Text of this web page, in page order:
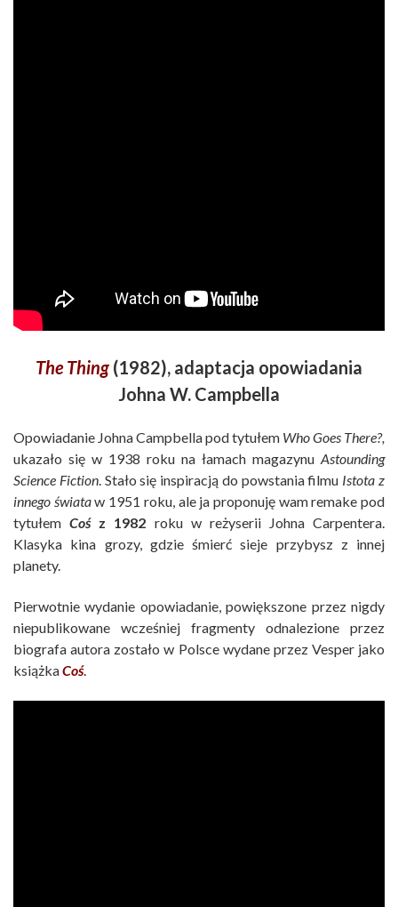
The Thing (1982), adaptacja opowiadania
Johna W. Campbella
Opowiadanie Johna Campbella pod tytułem Who Goes There?,
ukazało się w 1938 roku na łamach magazynu Astounding
Science Fiction. Stało się inspiracją do powstania filmu Istota z
innego świataw 1951 roku, ale ja proponuję wam remake pod
tytułemCośz 1982 roku w reżyserii Johna Carpentera.
Klasyka kina grozy, gdzie śmierć sieje przybysz z innej
planety.
Pierwotnie wydanie opowiadanie, powiększone przez nigdy
niepublikowane wcześniej fragmenty odnalezione przez
biografa autora zostało w Polsce wydane przez Vesper jako
książkaCoś.